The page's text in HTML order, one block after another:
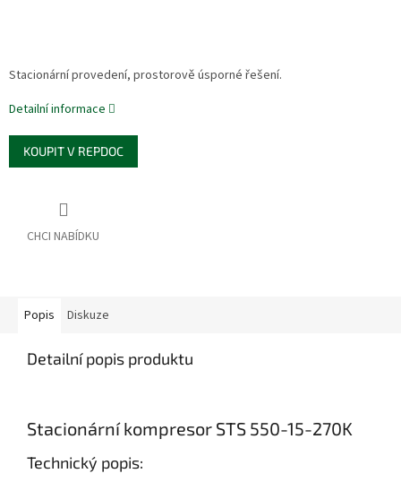
Stacionární provedení, prostorově úsporné řešení.
Detailní informace
KOUPIT V REPDOC
Popis Diskuze
Detailní popis produktu
Stacionární kompresor STS 550-15-270K
Technický popis: